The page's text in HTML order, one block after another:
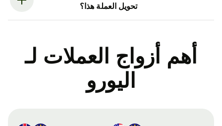
تحويل العملة هذا؟
أهم أزواج العملات لـ
اليورو